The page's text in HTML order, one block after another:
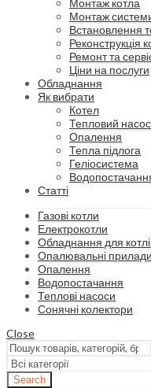
Монтаж котла
Монтаж
Встановлення
Реконструкція
Ремонт та
Ціни на послуги
Обладнання
Як вибрати
Котел
Тепловий насос
Опалення
Тепла підлога
Геліосистема
Статті
Газові котли
Електрокотли
Обладнання для
Опалювальні прилади
Опалення
Водопостачання
Теплові насоси
Сонячні колектори
Close
Search